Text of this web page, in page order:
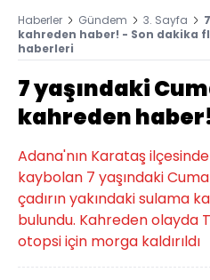
Haberler Gündem 3. Sayfa
kahreden haber! - Son dakika
haberleri
7 yaşındaki
kahreden
Adana'nın Karataş
kaybolan 7 yaşındaki
çadırın yakındaki sulama
bulundu. Kahreden olayda
otopsi için morga kaldırıldı